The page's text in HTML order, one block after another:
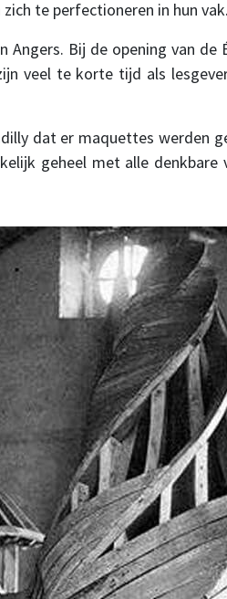
te perfectioneren in hun vak.
Bij de opening van de
veel te korte tijd als
dat er maquettes werden
geheel met alle